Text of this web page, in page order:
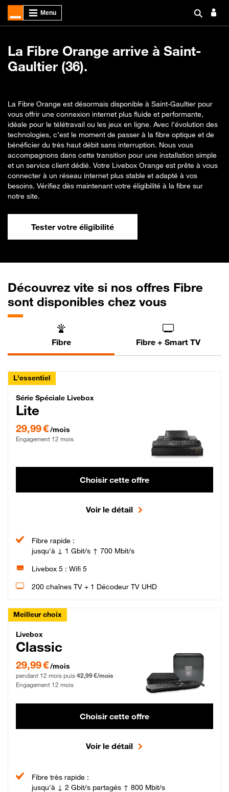
La Fibre Orange arrive à Saint-
Gaultier (36).
La Fibre Orange est désormais disponible à Saint-Gaultier pour
vous offrir une connexion internet plus fluide et performante,
idéale pour le télétravail ou les jeux en ligne. Avec l’évolution des
technologies, c’est le moment de passer à la fibre optique et de
bénéficier du très haut débit sans interruption. Nous vous
accompagnons dans cette transition pour une installation simple
et un service client dédié. Votre Livebox Orange est prête à vous
connecter à un réseau internet plus stable et adapté à vos
besoins. Vérifiez dès maintenant votre éligibilité à la fibre sur
notre site.
Tester votre éligibilité
Découvrez vite si nos offres Fibre
sont disponibles chez vous
Fibre Fibre + Smart TV
L'essentiel
Série Spéciale Livebox Lite Fibre
Série Spéciale Livebox
Lite
29,99 €/mois
Engagement 12 mois
Choisir cette offre
Voir le détail
Fibre rapide :
jusqu'à ↓ 1 Gbit/s ↑ 700 Mbit/s
Livebox 5 : Wifi 5
200 chaînes TV + 1 Décodeur TV UHD
Meilleur choix
Livebox Classic Fibre
Livebox
Classic
29,99 € par mois pendant 12 mois puis 42,99 € par mois, Engagement 12 mois
29,99 €/mois
pendant 12 mois puis 42,99 €/mois
Engagement 12 mois
Choisir cette offre
Voir le détail
Fibre très rapide :
jusqu'à ↓ 2 Gbit/s partagés ↑ 800 Mbit/s